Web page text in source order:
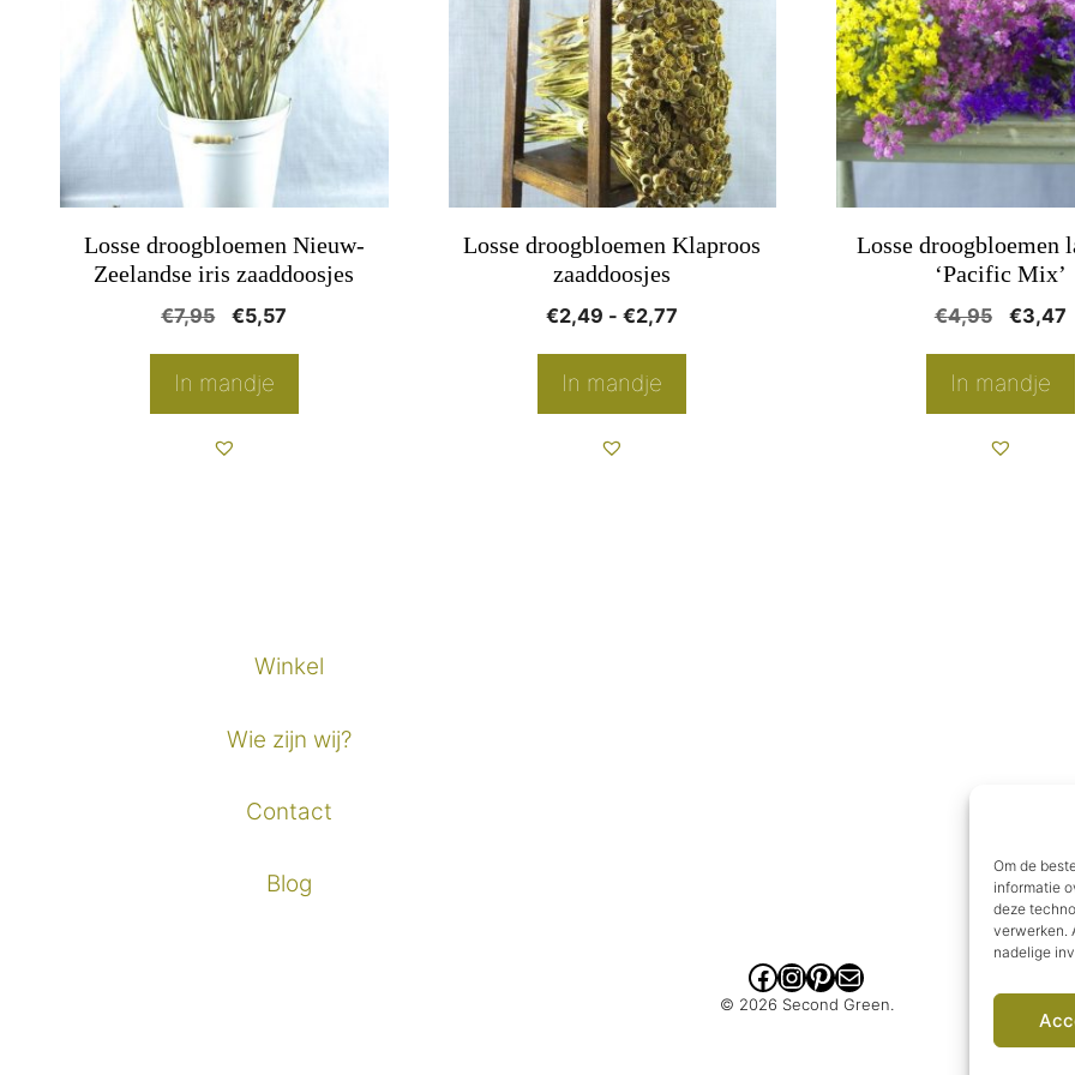
Om de
informatie
deze
verwerken.
nadelige
Losse droogbloemen Nieuw-
Zeelandse iris zaaddoosjes
€7,95
Oorspronkelijke
was:
€5,57
In mandje
Losse droogbloemen Klaproos
zaaddoosjes
€2,49 - €2,77
In mandje
variaties.
gekozen
op
productpagina
Losse droogbloemen
‘Pacific Mix’
€4,95
was:
€3,47
In mandje
variaties.
Deze
optie
kan
gekozen
op
productpagina
Winkel
Wie zijn wij?
Contact
Blog
Facebook
Instagram
Pinterest
E-mail
© 2026 Second Green.